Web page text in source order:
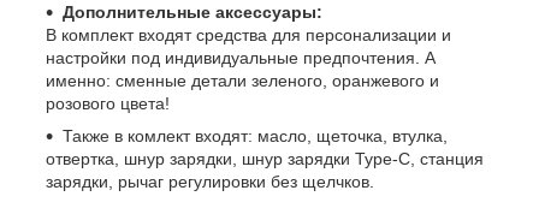
Дополнительные аксессуары:
В комплект входят средства для персонализации и
настройки под индивидуальные предпочтения. А
именно: сменные детали зеленого, оранжевого и
розового цвета!
Также в комлект входят: масло, щеточка, втулка,
отвертка, шнур зарядки, шнур зарядки Type-C, станция
зарядки, рычаг регулировки без щелчков.